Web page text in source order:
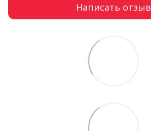
Написать отзыв